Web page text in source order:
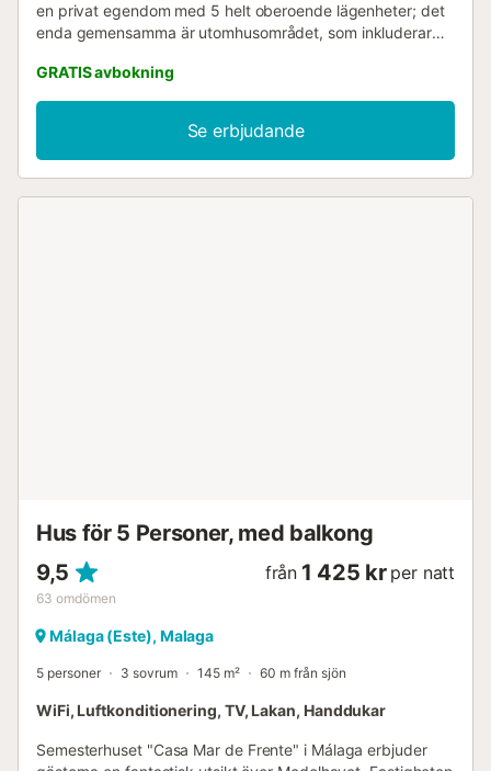
en privat egendom med 5 helt oberoende lägenheter; det
enda gemensamma är utomhusområdet, som inkluderar
gemensamma inomhusutrymmen med de andra enheterna.
Poolen är endast för exklusivt bruk av Limón Luneros
gäster. Eftersom den ligger i ett öppet område inom
egendomen kan gäster från de andra lägenheterna se den
när de passerar genom de gemensamma
GRATIS avbokning
Se erbjudande
Hus för 5 Personer, med balkong
9,5
63 omdömen
från 1 425 kr per natt
Málaga (Este), Malaga
5 personer 3 sovrum 145 m² 60 m från sjön
WiFi, Luftkonditionering, TV, Lakan, Handdukar
Semesterhuset "Casa Mar de Frente" i Málaga erbjuder